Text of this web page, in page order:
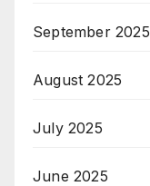
September 2025
August 2025
July 2025
June 2025